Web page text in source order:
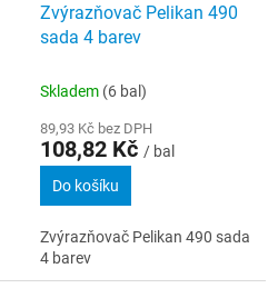
Zvýrazňovač Pelikan 490
sada 4 barev
Skladem (6 bal)
89,93 Kč bez DPH
108,82 Kč / bal
Do košíku
Zvýrazňovač Pelikan 490 sada
4 barev